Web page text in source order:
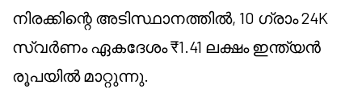
നിരക്കിന്റെ അടിസ്ഥാനത്തിൽ, 10 ഗ്രാം 24K
സ്വർണം ഏകദേശം ₹1.41 ലക്ഷം ഇന്ത്യൻ
രൂപയിൽ മാറ്റുന്നു.